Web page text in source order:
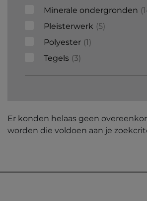
Minerale ondergronden
Pleisterwerk 5
Polyester 1
Tegels 3
Er konden helaas geen
worden die voldoen aan je